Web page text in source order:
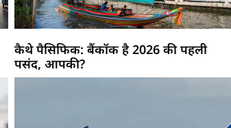
कैथे पैसिफिक: बैंकॉक है 2026 की पहली
पसंद, आपकी?